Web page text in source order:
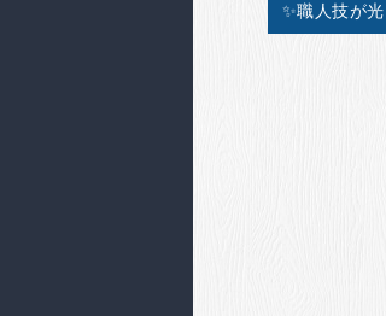
✨職人技が